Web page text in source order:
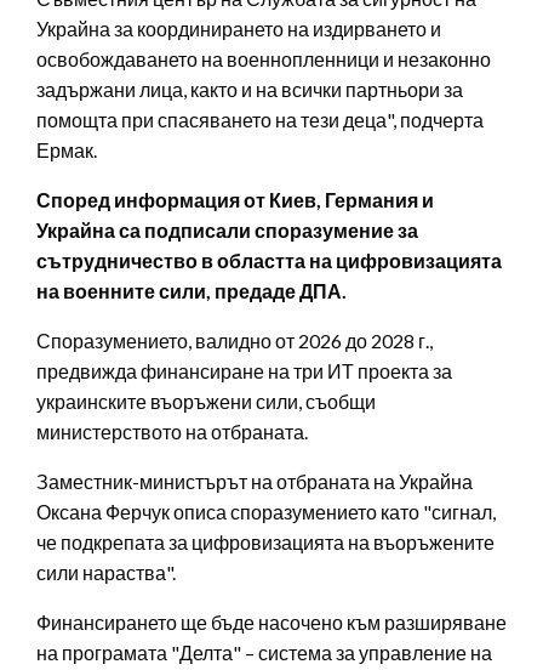
Украйна за координирането на издирването и
освобождаването на военнопленници и незаконно
задържани лица, както и на всички партньори за
помощта при спасяването на тези деца", подчерта
Ермак.
Според информация от Киев, Германия и
Украйна са подписали споразумение за
сътрудничество в областта на цифровизацията
на военните сили, предаде ДПА.
Споразумението, валидно от 2026 до 2028 г.,
предвижда финансиране на три ИТ проекта за
украинските въоръжени сили, съобщи
министерството на отбраната.
Заместник-министърът на отбраната на Украйна
Оксана Ферчук описа споразумението като "сигнал,
че подкрепата за цифровизацията на въоръжените
сили нараства".
Финансирането ще бъде насочено към разширяване
на програмата "Делта" – система за управление на